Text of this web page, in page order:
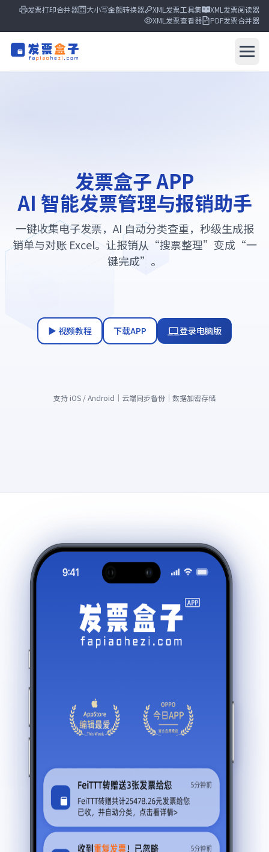
发票打印合并器 大小写金额转换器 XML发票工具集
XML发票阅读器
XML发票查看器
PDF发票合并器
FAQ
立即下载
发票盒子 APP
AI 智能发票管理与报销助手
一键收集电子发票，AI 自动分类查重，秒级生成报
销单与对账 Excel。让报销从“搜票整理”变成“一
键完成”。
▶ 视频教程 下载APP 登录电脑版
支持 iOS / Android｜云端同步备份｜数据加密存储